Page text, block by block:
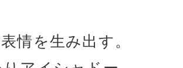
情を生み出す。